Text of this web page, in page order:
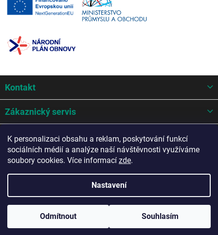
K personalizaci obsahu a reklam, poskytování funkcí
sociálních médií a analýze naší návštěvnosti využíváme
soubory cookies. Více informací zde.
Nastavení
Odmítnout Souhlasím
p
t
Kontakt
Zákaznický servis
Mohlo by se hodit
Potřebujete poradit?
Vytvořil Shoptet
Copyright 2026AZ Auto design s.r.o.. Všechna práva vyhrazena.
Upravit nastavení cookies